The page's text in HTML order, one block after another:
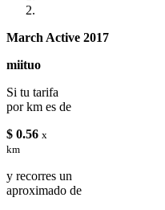
March Active 2017
miituo
Si tu tarifa
por km es de
$ 0.56 x
km
y recorres un
aproximado de